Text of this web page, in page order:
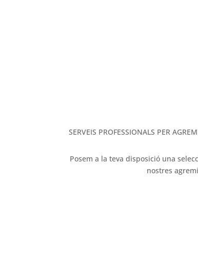
SERVEIS PROFESSIONALS PER
Posem a la teva disposició una
nostres